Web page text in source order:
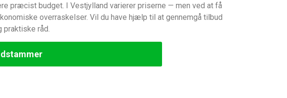
præcist budget. I Vestjylland varierer priserne — men ved at få
overraskelser. Vil du have hjælp til at gennemgå tilbud
råd.